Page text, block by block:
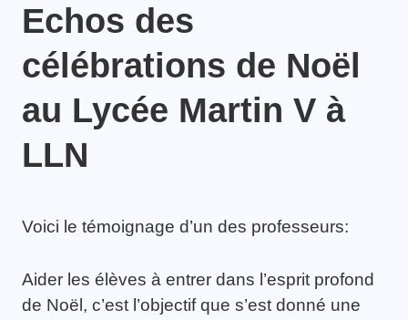
Echos des
célébrations de Noël
au Lycée Martin V à
LLN
Voici le témoignage d’un des professeurs:
Aider les élèves à entrer dans l’esprit profond
de Noël, c’est l’objectif que s’est donné une